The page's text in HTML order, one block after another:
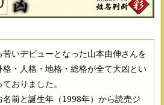
いデビューとなった山本由伸さんを
・人格・地格・総格が全て大凶とい
おりました。
前と誕生年（1998年）から読売ジ